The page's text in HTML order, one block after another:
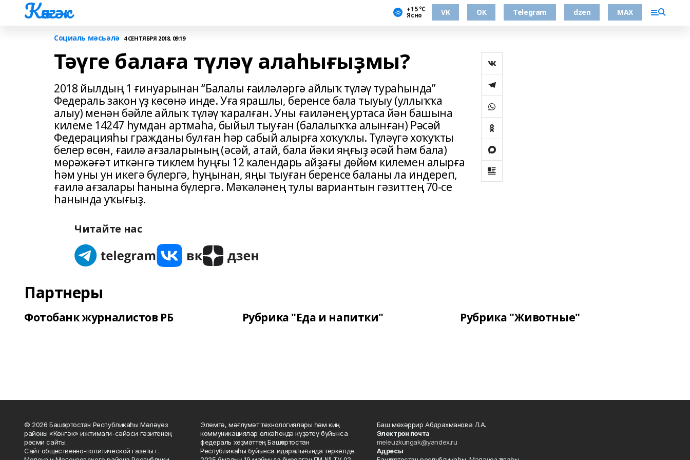
Көнгәк +15 °С
Ясно VK ОК Telegram dzen MAX
Социаль мәсьәлә 4 СЕНТЯБРЯ 2018, 09:19
Тәүге балаға түләү алаһығыҙмы?
2018 йылдың 1 ғинуарынан “Балалы ғаиләләргә айлыҡ түләү тураһында”
Федераль закон үҙ көсөнә инде. Уға ярашлы, беренсе бала тыуыу (уллыҡҡа
алыу) менән бәйле айлыҡ түләү ҡаралған. Уны ғаиләнең уртаса йән башына
килеме 14247 һумдан артмаһа, быйыл тыуған (балалыҡҡа алынған) Рәсәй
Федерацияһы гражданы булған һәр сабый алырға хоҡуҡлы. Түләүгә хоҡуҡты
белер өсөн, ғаилә ағзаларының (әсәй, атай, бала йәки яңғыҙ әсәй һәм бала)
мөрәжәғәт иткәнгә тиклем һуңғы 12 календарь айҙағы дөйөм килемен алырға
һәм уны ун икегә бүлергә, һуңынан, яңы тыуған беренсе баланы ла индереп,
ғаилә ағзалары һанына бүлергә. Мәҡәләнең тулы вариантын гәзиттең 70-се
һанында уҡығыҙ.
Читайте нас
Партнеры
Фотобанк журналистов РБ Рубрика "Еда и напитки" Рубрика "Животные"
© 2026 Башҡортостан Республикаһы Мәләүез
районы «Көнгәк» ижтимағи-сәйәси гәзитенең
рәсми сайты.
Сайт общественно-политической газеты г.
Элемтә, мәғлүмәт технологиялары һәм киң
коммуникациялар өлкәһендә күҙәтеү буйынса
федераль хеҙмәттең Башҡортостан
Республикаһы буйынса идаралығында теркәлде.
Баш мөхәррир Абдрахманова Л.А.
Электрон почта
meleuzkungak@yandex.ru
Адресы